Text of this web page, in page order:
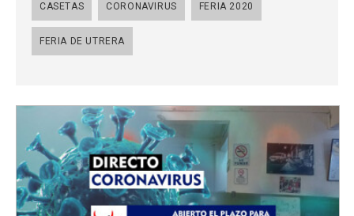
CASETAS CORONAVIRUS FERIA 2020
FERIA DE UTRERA